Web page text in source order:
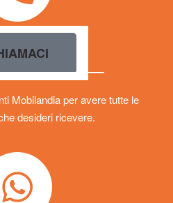
Mobilandia per avere tutte le
desideri ricevere.